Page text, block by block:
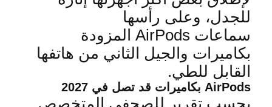
للجدل، وعلى رأسها
سماعات
المزودة
بكاميرات والجيل الثاني من هاتفها
القابل للطي.
AirPods بكاميرات قد تصل في 2027